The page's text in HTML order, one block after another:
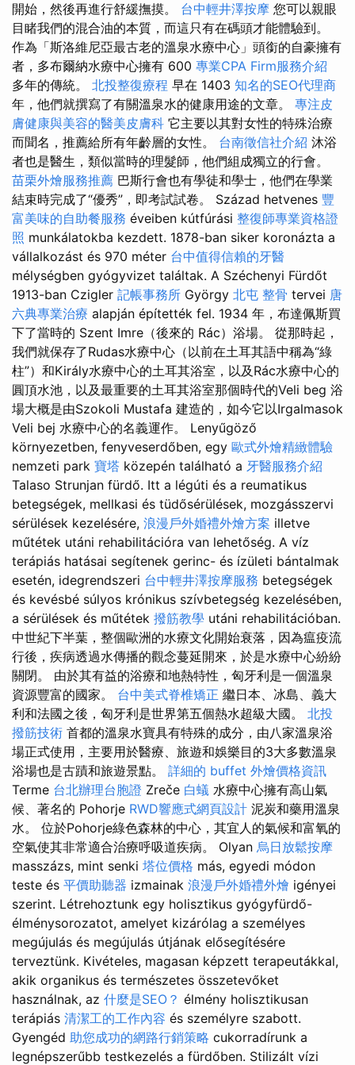
開始，然後再進行舒緩撫摸。 台中輕井澤按摩 您可以親眼
目睹我們的混合油的本質，而這只有在碼頭才能體驗到。
作為「斯洛維尼亞最古老的溫泉水療中心」頭銜的自豪擁有
者，多布爾納水療中心擁有 600 專業CPA Firm服務介紹
多年的傳統。 北投整復療程 早在 1403 知名的SEO代理商
年，他們就撰寫了有關溫泉水的健康用途的文章。 專注皮
膚健康與美容的醫美皮膚科 它主要以其對女性的特殊治療
而聞名，推薦給所有年齡層的女性。 台南徵信社介紹 沐浴
者也是醫生，類似當時的理髮師，他們組成獨立的行會。
苗栗外燴服務推薦 巴斯行會也有學徒和學士，他們在學業
結束時完成了“優秀”，即考試試卷。 Század hetvenes 豐
富美味的自助餐服務 éveiben kútfúrási 整復師專業資格證
照 munkálatokba kezdett. 1878-ban siker koronázta a
vállalkozást és 970 méter 台中值得信賴的牙醫
mélységben gyógyvizet találtak. A Széchenyi Fürdőt
1913-ban Czigler 記帳事務所 György 北屯 整骨 tervei 唐
六典專業治療 alapján építették fel. 1934 年，布達佩斯買
下了當時的 Szent Imre（後來的 Rác）浴場。 從那時起，
我們就保存了Rudas水療中心（以前在土耳其語中稱為“綠
柱”）和Király水療中心的土耳其浴室，以及Rác水療中心的
圓頂水池，以及最重要的土耳其浴室那個時代的Veli beg 浴
場大概是由Szokoli Mustafa 建造的，如今它以Irgalmasok
Veli bej 水療中心的名義運作。 Lenyűgöző
környezetben, fenyveserdőben, egy 歐式外燴精緻體驗
nemzeti park 寶塔 közepén található a 牙醫服務介紹
Talaso Strunjan fürdő. Itt a légúti és a reumatikus
betegségek, mellkasi és tüdősérülések, mozgásszervi
sérülések kezelésére, 浪漫戶外婚禮外燴方案 illetve
műtétek utáni rehabilitációra van lehetőség. A víz
terápiás hatásai segítenek gerinc- és ízületi bántalmak
esetén, idegrendszeri 台中輕井澤按摩服務 betegségek
és kevésbé súlyos krónikus szívbetegség kezelésében,
a sérülések és műtétek 撥筋教學 utáni rehabilitációban.
中世紀下半葉，整個歐洲的水療文化開始衰落，因為瘟疫流
行後，疾病透過水傳播的觀念蔓延開來，於是水療中心紛紛
關閉。 由於其有益的浴療和地熱特性，匈牙利是一個溫泉
資源豐富的國家。 台中美式脊椎矯正 繼日本、冰島、義大
利和法國之後，匈牙利是世界第五個熱水超級大國。 北投
撥筋技術 首都的溫泉水寶具有特殊的成分，由八家溫泉浴
場正式使用，主要用於醫療、旅遊和娛樂目的3大多數溫泉
浴場也是古蹟和旅遊景點。 詳細的 buffet 外燴價格資訊
Terme 台北辦理台胞證 Zreče 白蟻 水療中心擁有高山氣
候、著名的 Pohorje RWD響應式網頁設計 泥炭和藥用溫泉
水。 位於Pohorje綠色森林的中心，其宜人的氣候和富氧的
空氣使其非常適合治療呼吸道疾病。 Olyan 烏日放鬆按摩
masszázs, mint senki 塔位價格 más, egyedi módon
teste és 平價助聽器 izmainak 浪漫戶外婚禮外燴 igényei
szerint. Létrehoztunk egy holisztikus gyógyfürdő-
élménysorozatot, amelyet kizárólag a személyes
megújulás és megújulás útjának elősegítésére
terveztünk. Kivételes, magasan képzett terapeutákkal,
akik organikus és természetes összetevőket
használnak, az 什麼是SEO？ élmény holisztikusan
terápiás 清潔工的工作內容 és személyre szabott.
Gyengéd 助您成功的網路行銷策略 cukorradírunk a
legnépszerűbb testkezelés a fürdőben. Stilizált vízi